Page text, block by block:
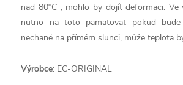
nad 80°C , mohlo by dojít deformaci. Ve
nutno na toto pamatovat pokud
nechané na přímém slunci, může teplota
Výrobce: EC-ORIGINAL